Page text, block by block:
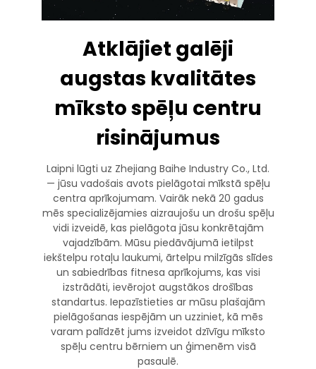
Atklājiet galēji
augstas kvalitātes
mīksto spēļu centru
risinājumus
Laipni lūgti uz Zhejiang Baihe Industry Co., Ltd.
— jūsu vadošais avots pielāgotai mīkstā spēļu
centra aprīkojumam. Vairāk nekā 20 gadus
mēs specializējamies aizraujošu un drošu spēļu
vidi izveidē, kas pielāgota jūsu konkrētajām
vajadzībām. Mūsu piedāvājumā ietilpst
iekštelpu rotaļu laukumi, ārtelpu milzīgās slīdes
un sabiedrības fitnesa aprīkojums, kas visi
izstrādāti, ievērojot augstākos drošības
standartus. Iepazīstieties ar mūsu plašajām
pielāgošanas iespējām un uzziniet, kā mēs
varam palīdzēt jums izveidot dzīvīgu mīksto
spēļu centru bērniem un ģimenēm visā
pasaulē.